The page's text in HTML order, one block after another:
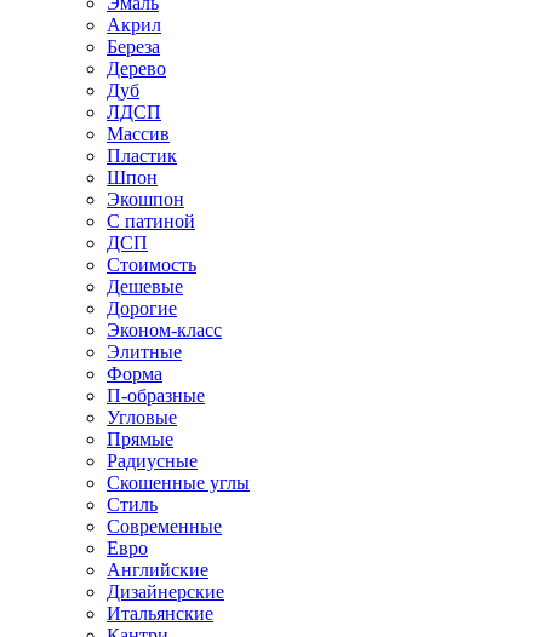
Акрил
Береза
Дерево
Дуб
ЛДСП
Массив
Пластик
Шпон
Экошпон
С патиной
ДСП
Стоимость
Дешевые
Дорогие
Эконом-класс
Элитные
Форма
П-образные
Угловые
Прямые
Радиусные
Скошенные углы
Стиль
Современные
Евро
Английские
Дизайнерские
Итальянские